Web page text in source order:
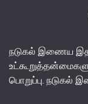
நடுகல் இணைய
பொறுப்பு. நடுகல்